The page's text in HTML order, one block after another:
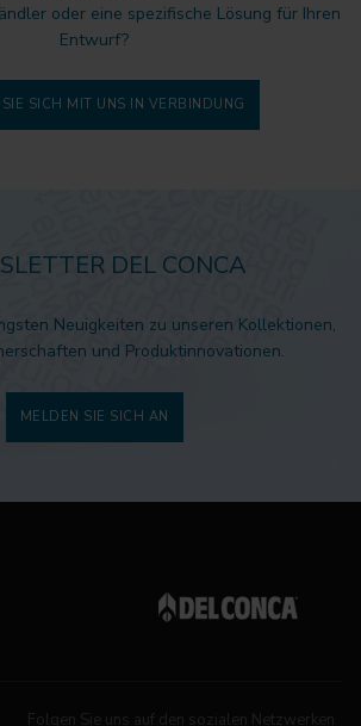
oder eine spezifische Lösung für Ihren
Entwurf?
SICH MIT UNS IN VERBINDUNG
DEL CONCA
Neuigkeiten zu unseren Kollektionen,
und Produktinnovationen.
MELDEN SIE SICH AN
Folgen Sie uns auf den sozialen Netzwerken